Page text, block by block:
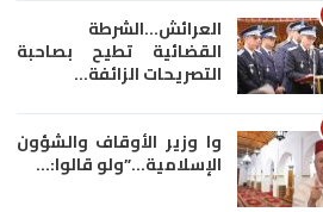
العرائش…الشرطة
القضائية تطيح بصاحبة
التصريحات الزائفة…
وا وزير الأوقاف والشؤون
الإسلامية…”ولو قالوا:…